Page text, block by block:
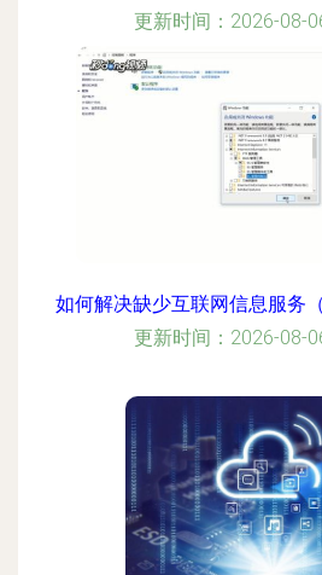
更新时间：2026-08-
如何解决缺少互联网信息服务
更新时间：2026-08-